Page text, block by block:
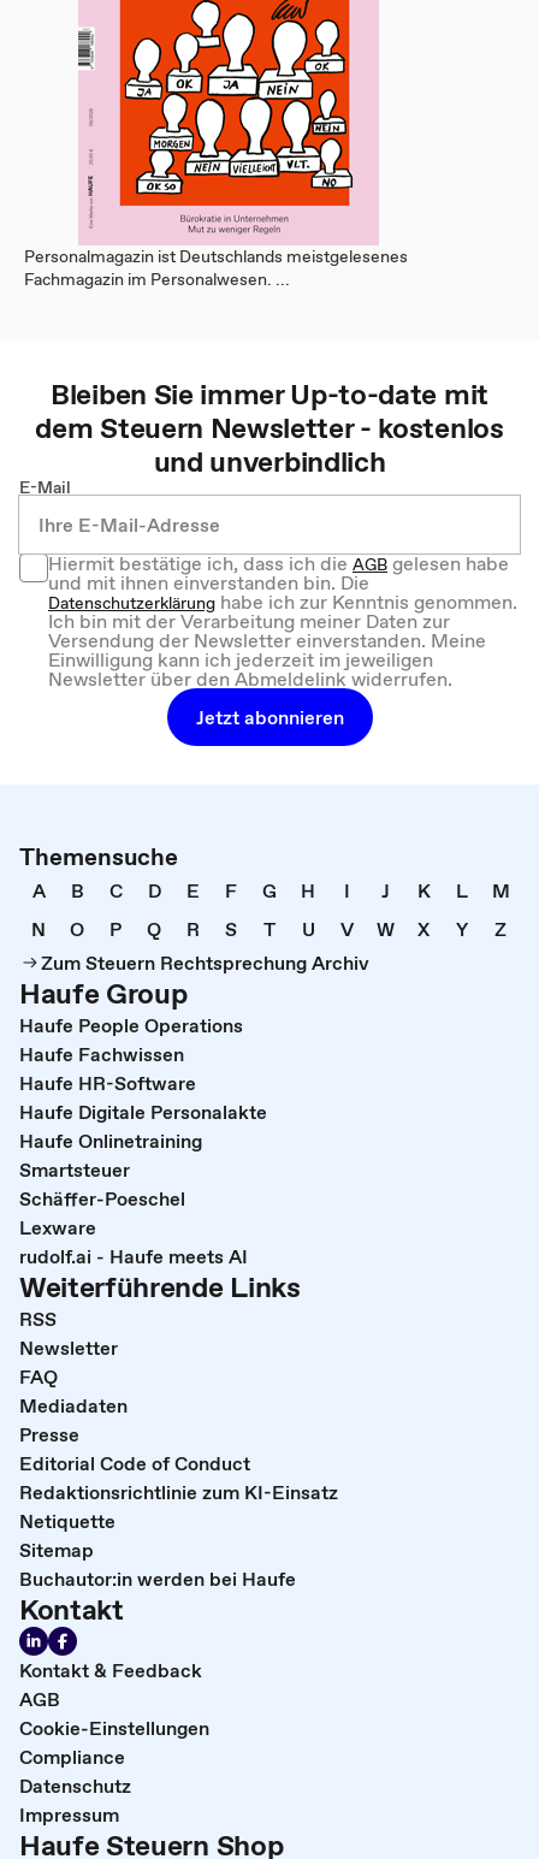
Personalmagazin ist Deutschlands meistgelesenes
Fachmagazin im Personalwesen. ...
Bleiben Sie immer Up-to-date mit
demSteuern Newsletter - kostenlos
und unverbindlich
E-Mail
Hiermit bestätige ich, dass ich dieAGBgelesen habe
und mit ihnen einverstanden bin. Die
Datenschutzerklärung habe ich zur Kenntnis genommen.
Ich bin mit der Verarbeitung meiner Daten zur
Versendung der Newsletter einverstanden. Meine
Einwilligung kann ich jederzeit im jeweiligen
Newsletter über den Abmeldelink widerrufen.
Jetzt abonnieren
Themensuche
A B C D E F G H I J K L
M
N
O P Q R S T U V W X Y
Z
Zum Steuern Rechtsprechung Archiv
Haufe Group
Haufe People Operations
Haufe Fachwissen
Haufe HR-Software
Haufe Digitale Personalakte
Haufe Onlinetraining
Smartsteuer
Schäffer-Poeschel
Lexware
rudolf.ai - Haufe meets AI
Weiterführende Links
RSS
Newsletter
FAQ
Mediadaten
Presse
Editorial Code of Conduct
Redaktionsrichtlinie zum KI-Einsatz
Netiquette
Sitemap
Buchautor:in werden bei Haufe
Kontakt
Kontakt & Feedback
AGB
Cookie-Einstellungen
Compliance
Datenschutz
Impressum
Haufe Steuern Shop